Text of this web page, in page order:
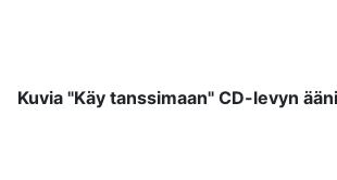
Kuvia "Käy tanssimaan" CD-levyn